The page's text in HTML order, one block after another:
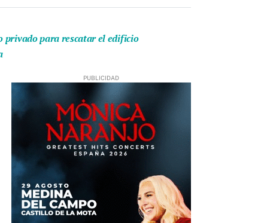
privado para rescatar el edificio